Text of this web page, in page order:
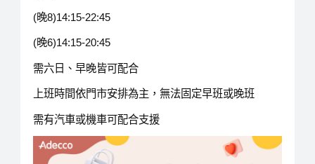
(晚8)14:15-22:45
(晚6)14:15-20:45
需六日、早晚皆可配合
上班時間依門市安排為主，無法固定早班或晚班
需有汽車或機車可配合支援